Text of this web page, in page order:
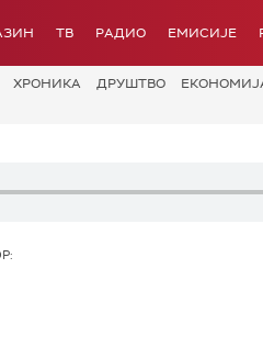
ТВ РАДИО ЕМИСИЈЕ
ХРОНИКА ДРУШТВО